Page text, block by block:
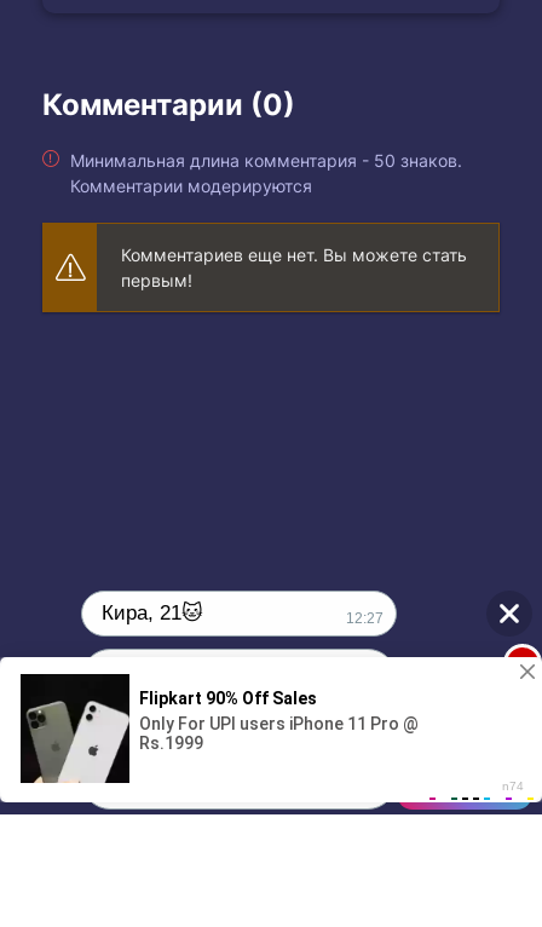
Комментарии (0)
Минимальная длина комментария - 50 знаков.
Комментарии модерируются
Комментариев еще нет. Вы можете стать
первым!
01/07
00:00
Кира, 21🐱 12:27
Поиграешь со мной? 💖🐾 1